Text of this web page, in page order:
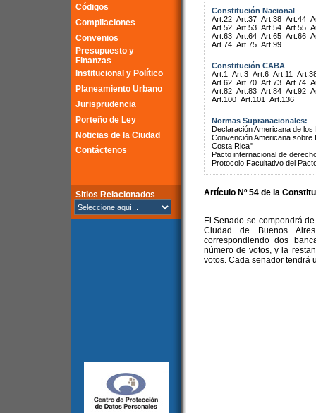
Códigos
Compilaciones
Convenios
Presupuesto y
Finanzas
Institucional y Político
Planeamiento Urbano
Jurisprudencia
Porteño de Ley
Noticias de la Ciudad
Contáctenos
Sitios Relacionados
Constitución Nacional
Art.22 Art.37 Art.38 Art.44
Art.52 Art.53 Art.54 Art.55
Art.63 Art.64 Art.65 Art.66
Art.74 Art.75 Art.99
Constitución CABA
Art.1
Art.3 Art.6 Art.11
Art.62 Art.70 Art.73 Art.74
Art.82 Art.83 Art.84 Art.92
Art.100 Art.101 Art.136
Normas Supranacionales:
Declaración Americana de
Convención Americana
Costa Rica"
Pacto internacional de
Protocolo Facultativo del
Artículo Nº 54 de la
El Senado se compondrá
Ciudad de Buenos
correspondiendo dos
número de votos, y la
votos. Cada senador tendrá